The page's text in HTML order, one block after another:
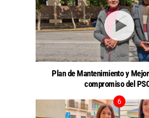
Plan de Mantenimiento y
compromiso del